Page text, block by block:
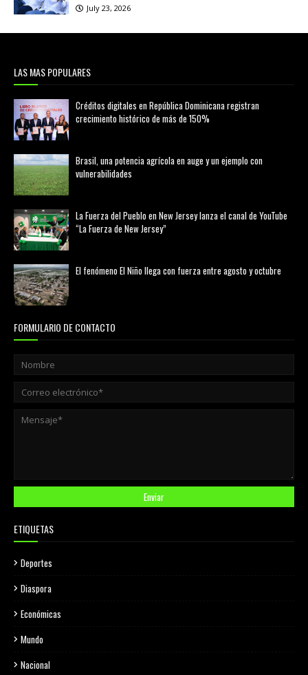
July 23, 2026
LAS MAS POPULARES
Créditos digitales en República Dominicana registran
crecimiento histórico de más de 150%
Brasil, una potencia agrícola en auge y un ejemplo con
vulnerabilidades
La Fuerza del Pueblo en New Jersey lanza el canal de YouTube
“La Fuerza de New Jersey”
El fenómeno El Niño llega con fuerza entre agosto y octubre
FORMULARIO DE CONTACTO
ETIQUETAS
Deportes
Diaspora
Económicas
Mundo
Nacional